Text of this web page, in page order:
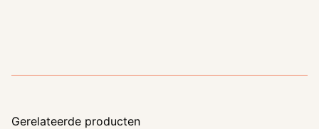
Gerelateerde producten